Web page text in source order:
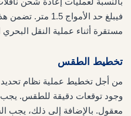
فيبلغ حد الأمواج
مستقرة أثناء عملية النقل البحري
تخطيط الطقس
من أجل تخطيط عملية نظام تحديد
وجود توقعات دقيقة للطقس.
معقول. بالإضافة إلى ذلك، يجب